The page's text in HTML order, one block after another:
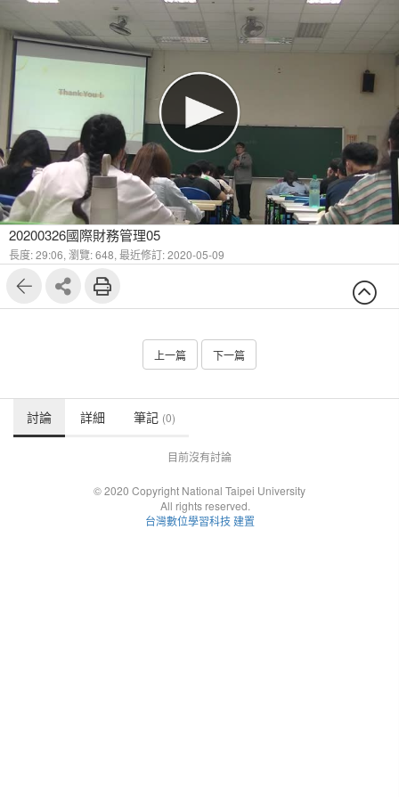
20200326國際財務管理05
長度: 29:06, 瀏覽: 648, 最近修訂: 2020-05-09
上一篇 下一篇
討論 詳細 筆記 (0)
目前沒有討論
© 2020 Copyright National Taipei University
All rights reserved.
台灣數位學習科技 建置